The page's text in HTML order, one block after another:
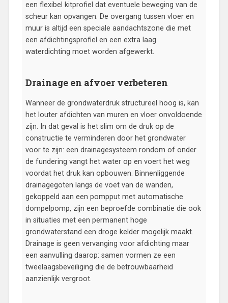
een flexibel kitprofiel dat eventuele beweging van de
scheur kan opvangen. De overgang tussen vloer en
muur is altijd een speciale aandachtszone die met
een afdichtingsprofiel en een extra laag
waterdichting moet worden afgewerkt.
Drainage en afvoer verbeteren
Wanneer de grondwaterdruk structureel hoog is, kan
het louter afdichten van muren en vloer onvoldoende
zijn. In dat geval is het slim om de druk op de
constructie te verminderen door het grondwater
voor te zijn: een drainagesysteem rondom of onder
de fundering vangt het water op en voert het weg
voordat het druk kan opbouwen. Binnenliggende
drainagegoten langs de voet van de wanden,
gekoppeld aan een pompput met automatische
dompelpomp, zijn een beproefde combinatie die ook
in situaties met een permanent hoge
grondwaterstand een droge kelder mogelijk maakt.
Drainage is geen vervanging voor afdichting maar
een aanvulling daarop: samen vormen ze een
tweelaagsbeveiliging die de betrouwbaarheid
aanzienlijk vergroot.